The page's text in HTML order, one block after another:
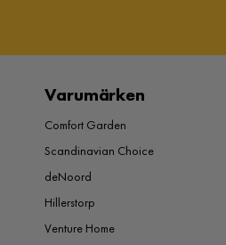
Varumärken
Comfort Garden
Scandinavian Choice
deNoord
Hillerstorp
Venture Home